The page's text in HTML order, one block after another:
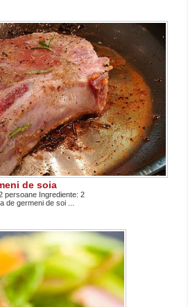
de soia
persoane Ingrediente: 2
germeni de soi ...